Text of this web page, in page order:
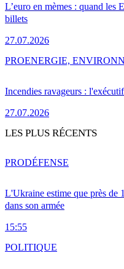
L’euro en mèmes : quand les
billets
27.07.2026
Incendies ravageurs :
27.07.2026
PROENERGIE,
LES PLUS RÉCENTS
L'Ukraine estime que près de
dans son armée
15:55
PRODÉFENSE
POLITIQUE